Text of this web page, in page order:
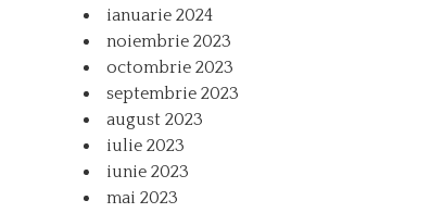
ianuarie 2024
noiembrie 2023
octombrie 2023
septembrie 2023
august 2023
iulie 2023
iunie 2023
mai 2023